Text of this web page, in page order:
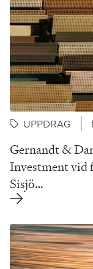
UPPDRAG
Gernandt &
Investment vid
Sisjö…